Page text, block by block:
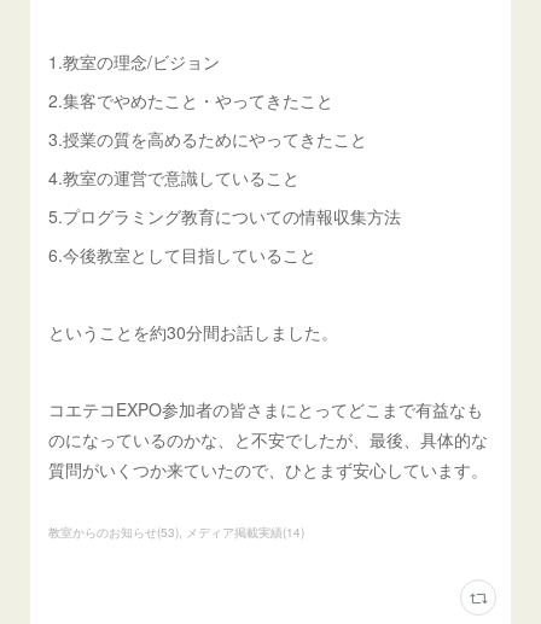
1.教室の理念/ビジョン
2.集客でやめたこと・やってきたこと
3.授業の質を高めるためにやってきたこと
4.教室の運営で意識していること
5.プログラミング教育についての情報収集方法
6.今後教室として目指していること
ということを約30分間お話しました。
コエテコEXPO参加者の皆さまにとってどこまで有益なも
のになっているのかな、と不安でしたが、最後、具体的な
質問がいくつか来ていたので、ひとまず安心しています。
教室からのお知らせ(53) メディア掲載実績(14)